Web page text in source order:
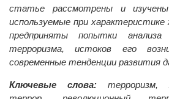
статье рассмотрены и
используемые при характеристике
предприняты попытки анализа
терроризма, истоков его
современные тенденции развития
Ключевые слова: терроризм,